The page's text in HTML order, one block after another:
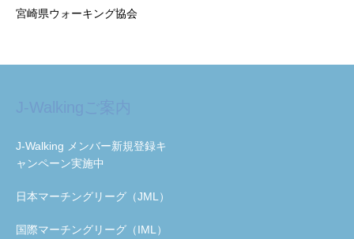
宮崎県ウォーキング協会
J-Walking メンバー新規登録キ
ャンペーン実施中
日本マーチングリーグ（JML）
国際マーチングリーグ（IML）